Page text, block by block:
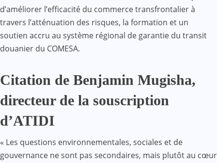
d’améliorer l’efficacité du commerce transfrontalier à
travers l’atténuation des risques, la formation et un
soutien accru au système régional de garantie du transit
douanier du COMESA.
Citation de Benjamin Mugisha,
directeur de la souscription
d’ATIDI
« Les questions environnementales, sociales et de
gouvernance ne sont pas secondaires, mais plutôt au cœur